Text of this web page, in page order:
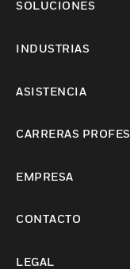
SOLUCIONES
INDUSTRIAS
ASISTENCIA
CARRERAS
EMPRESA
CONTACTO
LEGAL